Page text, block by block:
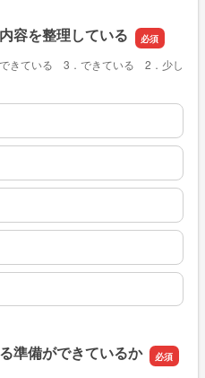
容を整理している
きている 3．できている 2．少し
準備ができているか